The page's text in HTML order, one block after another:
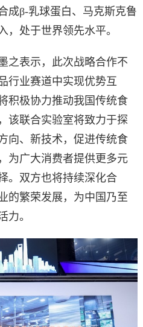
成β-乳球蛋白、马克斯克鲁
，处于世界领先水平。
之表示，此次战略合作不
行业赛道中实现优势互
积极协力推动我国传统食
该联合实验室将致力于探
向、新技术，促进传统食
为广大消费者提供更多元
。双方也将持续深化合
的繁荣发展，为中国乃至
力。